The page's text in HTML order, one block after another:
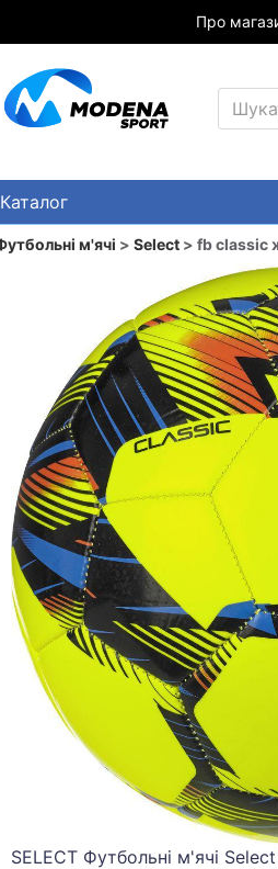
Про
Каталог
Знижки
СНОУБОРДИ
ВЗУТТЯ
СУМКИ
ШОЛОМИ, ЗАХИСТ, ОКУЛЯРИ
БІГ, ФІТНЕС, М'ЯЧІ
ВЕЛОСИПЕДИ
САМОКАТИ
ТЕНІС, БАДМІНТОН
ВОДНІ ВИДИ СПОРТУ
ТУРИЗМ
Футбольні м'ячі > Select > fb classic
SELECT Футбольні м'ячі